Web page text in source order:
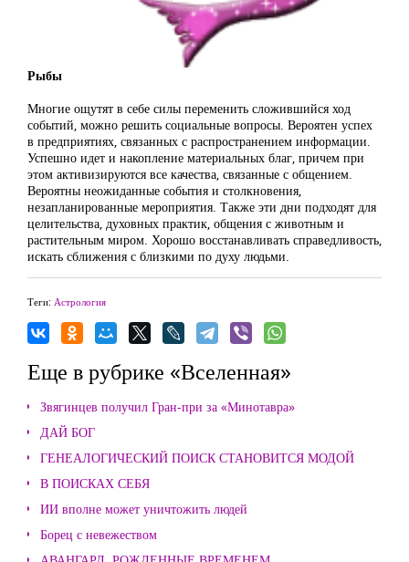
Рыбы
Многие ощутят в себе силы переменить сложившийся ход
событий, можно решить социальные вопросы. Вероятен успех
в предприятиях, связанных с распространением информации.
Успешно идет и накопление материальных благ, причем при
этом активизируются все качества, связанные с общением.
Вероятны неожиданные события и столкновения,
незапланированные мероприятия. Также эти дни подходят для
целительства, духовных практик, общения с животным и
растительным миром. Хорошо восстанавливать справедливость,
искать сближения с близкими по духу людьми.
Теги: Астрология
Еще в рубрике «Вселенная»
Звягинцев получил Гран-при за «Минотавра»
ДАЙ БОГ
ГЕНЕАЛОГИЧЕСКИЙ ПОИСК СТАНОВИТСЯ МОДОЙ
В ПОИСКАХ СЕБЯ
ИИ вполне может уничтожить людей
Борец с невежеством